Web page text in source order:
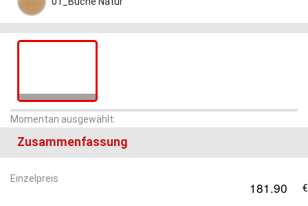
Momentan ausgewählt:
Zusammenfassung
Einzelpreis